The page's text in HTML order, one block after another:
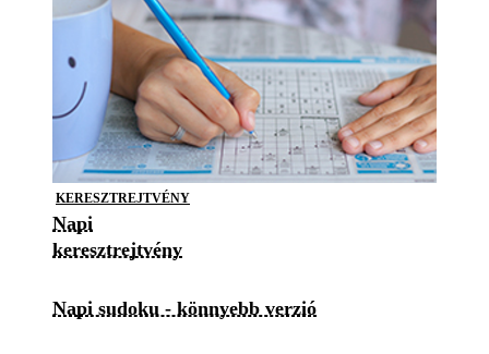
KERESZTREJTVÉNY
Napi
keresztrejtvény
Napi sudoku - könnyebb verzió